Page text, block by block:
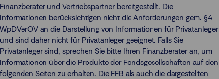
Finanzberater und Vertriebspartner bereitgestellt. Die
Informationen berücksichtigen nicht die Anforderungen gem. §4
WpDVerOV an die Darstellung von Informationen für Privatanleger
und sind daher nicht für Privatanleger geeignet. Falls Sie
Privatanleger sind, sprechen Sie bitte Ihren Finanzberater an, um
Informationen über die Produkte der Fondsgesellschaften auf den
folgenden Seiten zu erhalten. Die FFB als auch die dargestellten